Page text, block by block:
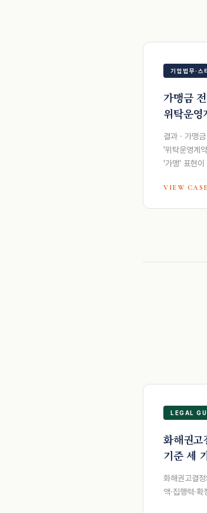
기업법무·스
가맹금
위탁운
결과 · 가맹
'위탁운영계
'가맹' 표현
VIEW CASE
LEGAL
화해권
기준 세
화해권고결
액·집행력·